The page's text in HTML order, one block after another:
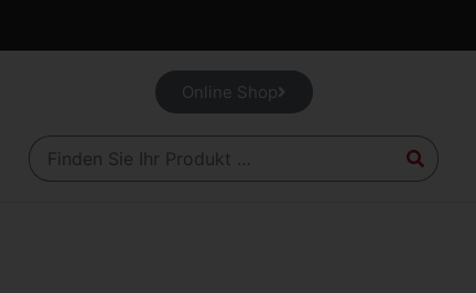
Online Shop